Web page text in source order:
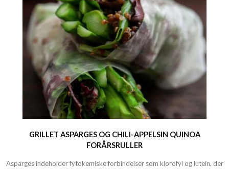
GRILLET ASPARGES OG CHILI-APPELSIN QUINOA
FORÅRSRULLER
Asparges indeholder fytokemiske forbindelser som klorofyl og lutein, der